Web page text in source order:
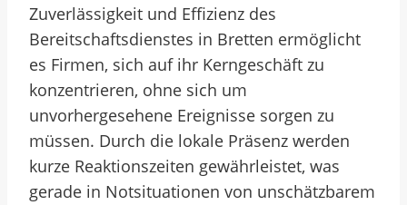
Zuverlässigkeit und Effizienz des
Bereitschaftsdienstes in Bretten ermöglicht
es Firmen, sich auf ihr Kerngeschäft zu
konzentrieren, ohne sich um
unvorhergesehene Ereignisse sorgen zu
müssen. Durch die lokale Präsenz werden
kurze Reaktionszeiten gewährleistet, was
gerade in Notsituationen von unschätzbarem